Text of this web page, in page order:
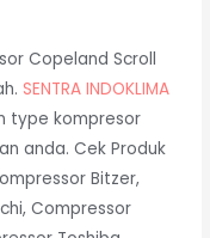
Copeland Scroll
SENTRA INDOKLIMA
type kompresor
anda. Cek Produk
Bitzer,
Compressor